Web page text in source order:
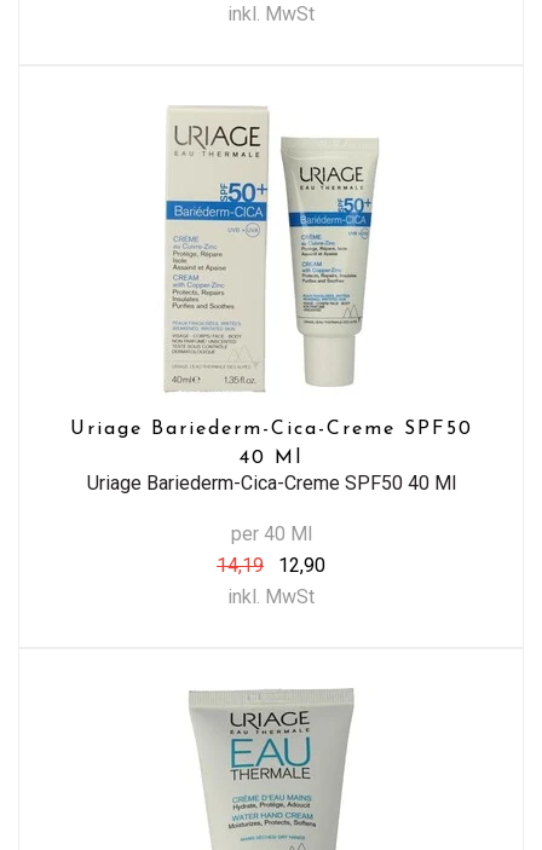
inkl. MwSt
Uriage Bariederm-Cica-Creme SPF50
40 Ml
Uriage Bariederm-Cica-Creme SPF50 40 Ml
per 40 Ml
14,19
12,90
inkl. MwSt